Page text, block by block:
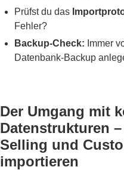
Prüfst du das
Fehler?
Backup-Check: Immer
Datenbank-Backup
Der Umgang mit
Datenstrukturen
Selling und
importieren